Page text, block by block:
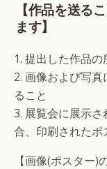
【作品を送る
ます】
1. 提出した作品
2. 画像および写
ること
3. 展覧会に展示
合、印刷された
【画像(ポスター)